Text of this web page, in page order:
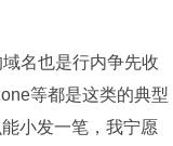
名也是行内争先收
等都是这类的典型
小发一笔，我宁愿